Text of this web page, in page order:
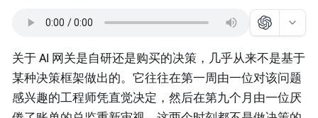
关于 AI 网关是自研还是购买的决策，几乎从来不是基于
某种决策框架做出的。它往往在第一周由一位对该问题
感兴趣的工程师凭直觉决定，然后在第九个月由一位厌